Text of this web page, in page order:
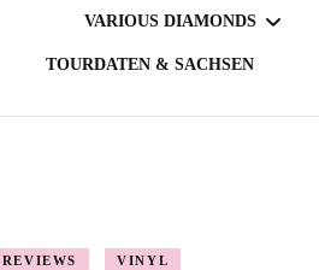
VARIOUS DIAMONDS
AUSTRIAN DIAMONDS
TOURDATEN & SACHSEN
REVIEWS VINYL